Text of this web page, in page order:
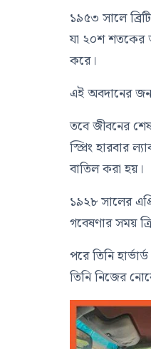
১৯৫৩ সালে
যা ২০শ শতকের
করে।
এই অবদানের
তবে জীবনের
স্প্রিং হারবার
বাতিল করা হয়।
১৯২৮ সালের
গবেষণার সময়
পরে তিনি
তিনি নিজের